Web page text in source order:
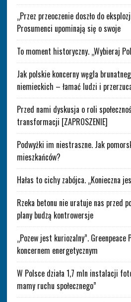
„Przez przeoczenie doszło do
Prosumenci upominają się o swoje
To moment historyczny. „Wybieraj
Jak polskie koncerny węgla
niemieckich – łamać ludzi i
Przed nami dyskusja o roli
transformacji [ZAPROSZENIE]
Podwyżki im niestraszne. Jak
mieszkańców?
Hałas to cichy zabójca. „Konieczna
Rzeka betonu nie uratuje nas przed
plany budzą kontrowersje
„Pozew jest kuriozalny”. Greenpeace
koncernem energetycznym
W Polsce działa 1,7 mln instalacji
mamy ruchu społecznego”